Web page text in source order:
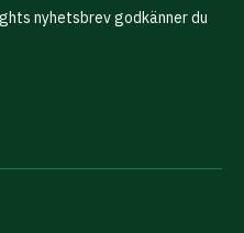
nyhetsbrev godkänner du